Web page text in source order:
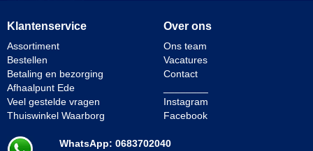
Klantenservice
Assortiment
Bestellen
Betaling en bezorging
Afhaalpunt Ede
Veel gestelde vragen
Thuiswinkel Waarborg
Over ons
Ons team
Vacatures
Contact
Instagram
Facebook
WhatsApp: 0683702040